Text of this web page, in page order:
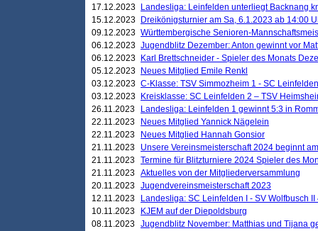
17.12.2023
Landesliga: Leinfelden unterliegt Backnang
15.12.2023
Dreikönigsturnier am Sa, 6.1.2023 ab 14:00
09.12.2023 Württembergische Senioren-
06.12.2023 Jugendblitz Dezember: Anton gewinnt vor
06.12.2023
Karl Brettschneider - Spieler des Monats
05.12.2023
Neues Mitglied Emile Renkl
03.12.2023 C-Klasse: TSV Simmozheim 1 - SC
03.12.2023
Kreisklasse: SC Leinfelden 2 – TSV
26.11.2023
Landesliga: Leinfelden 1 gewinnt 5:3 in
22.11.2023
Neues Mitglied Yannick Nägelein
22.11.2023
Neues Mitglied Hannah Gonsior
21.11.2023
Unsere Vereinsmeisterschaft 2024 beginnt
21.11.2023 Termine für Blitzturniere 2024 Spieler des
21.11.2023 Aktuelles von der Mitgliederversammlung
20.11.2023 Jugendvereinsmeisterschaft 2023
12.11.2023
Landesliga: SC Leinfelden I - SV Wolfbusch II
10.11.2023
KJEM auf der Diepoldsburg
08.11.2023 Jugendblitz November: Matthias und Tijana